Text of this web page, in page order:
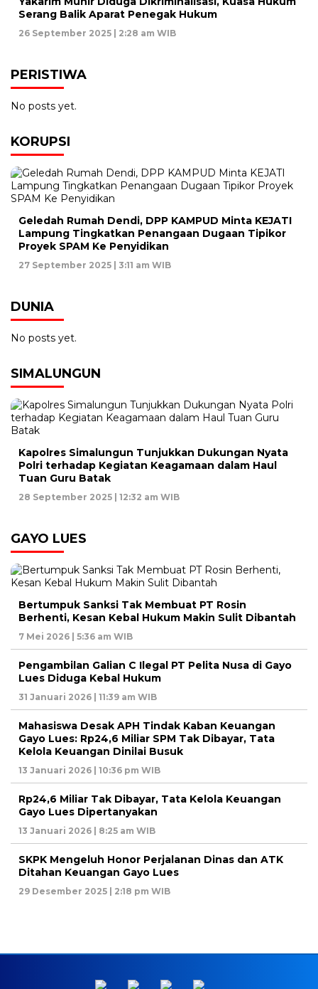
Serang Balik Aparat Penegak Hukum
26 September 2025 | 2:28 am WIB
PERISTIWA
No posts yet.
KORUPSI
Geledah Rumah Dendi, DPP KAMPUD Minta KEJATI
Lampung Tingkatkan Penangaan Dugaan Tipikor
Proyek SPAM Ke Penyidikan
27 September 2025 | 3:11 am WIB
DUNIA
No posts yet.
SIMALUNGUN
Kapolres Simalungun Tunjukkan Dukungan Nyata
Polri terhadap Kegiatan Keagamaan dalam Haul
Tuan Guru Batak
28 September 2025 | 12:32 am WIB
GAYO LUES
Bertumpuk Sanksi Tak Membuat PT Rosin
Berhenti, Kesan Kebal Hukum Makin Sulit Dibantah
7 Mei 2026 | 5:36 am WIB
Pengambilan Galian C Ilegal PT Pelita Nusa di Gayo
Lues Diduga Kebal Hukum
31 Januari 2026 | 11:39 am WIB
Mahasiswa Desak APH Tindak Kaban Keuangan
Gayo Lues: Rp24,6 Miliar SPM Tak Dibayar, Tata
Kelola Keuangan Dinilai Busuk
13 Januari 2026 | 10:36 pm WIB
Rp24,6 Miliar Tak Dibayar, Tata Kelola Keuangan
Gayo Lues Dipertanyakan
13 Januari 2026 | 8:25 am WIB
SKPK Mengeluh Honor Perjalanan Dinas dan ATK
Ditahan Keuangan Gayo Lues
29 Desember 2025 | 2:18 pm WIB